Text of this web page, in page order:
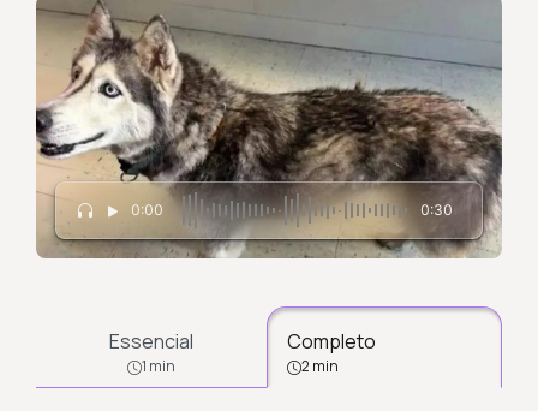
0:00 0:30
Essencial
1 min
Completo
2 min